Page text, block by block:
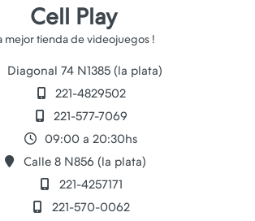
Cell Play
Diagonal 74 N1385 (la plata)
221-4829502
221-577-7069
09:00 a 20:30hs
Calle 8 N856 (la plata)
221-4257171
221-570-0062